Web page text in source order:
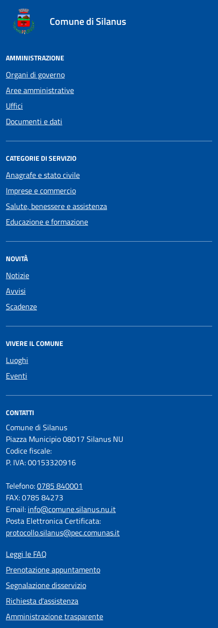
Comune di Silanus
AMMINISTRAZIONE
Organi di governo
Aree amministrative
Uffici
Documenti e dati
CATEGORIE DI SERVIZIO
Anagrafe e stato civile
Imprese e commercio
Salute, benessere e assistenza
Educazione e formazione
NOVITÀ
Notizie
Avvisi
Scadenze
VIVERE IL COMUNE
Luoghi
Eventi
CONTATTI
Comune di Silanus
Piazza Municipio 08017 Silanus NU
Codice fiscale:
P. IVA: 00153320916
Telefono:0785 840001
FAX: 0785 84273
Email: info@comune.silanus.nu.it
Posta Elettronica Certificata:
protocollo.silanus@pec.comunas.it
Leggi le FAQ
Prenotazione appuntamento
Segnalazione disservizio
Richiesta d'assistenza
Amministrazione trasparente